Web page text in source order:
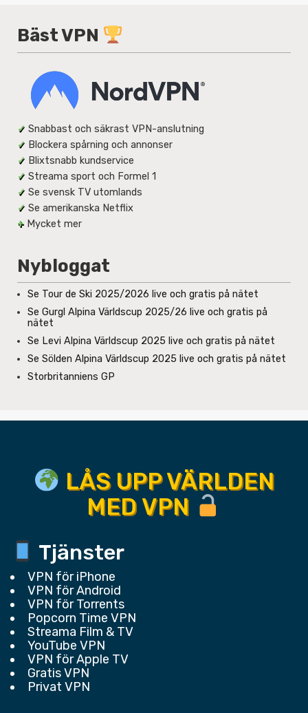
Bäst VPN
✓ Snabbast och säkrast VPN-anslutning
✓ Blockera spårning och annonser
✓ Blixtsnabb kundservice
✓ Streama sport och Formel 1
✓ Se svensk TV utomlands
✓ Se amerikanska Netflix
+ Mycket mer
Nybloggat
Se Tour de Ski 2025/2026 live och gratis på nätet
Se Gurgl Alpina Världscup 2025/26 live och gratis på
nätet
Se Levi Alpina Världscup 2025 live och gratis på nätet
Se Sölden Alpina Världscup 2025 live och gratis på nätet
Storbritanniens GP
LÅS UPP VÄRLDEN
MED VPN
Tjänster
VPN för iPhone
VPN för Android
VPN för Torrents
Popcorn Time VPN
Streama Film & TV
YouTube VPN
VPN för Apple TV
Gratis VPN
Privat VPN